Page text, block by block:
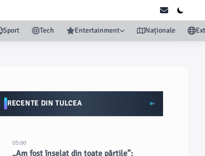
Sport Tech Entertainment Naționale
RECENTE DIN TULCEA
05:00
„Am fost înșelat din toate părțile”: